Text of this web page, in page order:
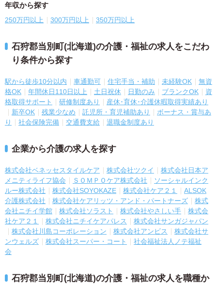
年収から探す
250万円以上 300万円以上 350万円以上
石狩郡当別町(北海道)の介護・福祉の求人をこだわ
り条件から探す
駅から徒歩10分以内 車通勤可 住宅手当・補助 未経験OK
無資
格OK
年間休日110日以上 土日祝休 日勤のみ ブランクOK
資
格取得サポート
研修制度あり
産休･育休･介護休暇取得実績あり
新卒OK
残業少なめ 託児所・育児補助あり
ボーナス・賞与あ
り
社会保険完備 交通費支給 退職金制度あり
企業から介護の求人を探す
株式会社ベネッセスタイルケア 株式会社ツクイ
株式会社日本ア
メニティライフ協会
ＳＯＭＰＯケア株式会社
ソーシャルインク
ルー株式会社
株式会社SOYOKAZE 株式会社ケア２１
ALSOK
介護株式会社
株式会社ケアリッツ・アンド・パートナーズ
株式
会社ニチイ学館
株式会社ソラスト 株式会社やさしい手
株式会
社ケア２１
株式会社ニチイケアパレス
株式会社サンガジャパン
株式会社川島コーポレーション
株式会社アンビス
株式会社サ
ンウェルズ
株式会社スーパー・コート
社会福祉法人ノテ福祉
会
石狩郡当別町(北海道)の介護・福祉の求人を職種か